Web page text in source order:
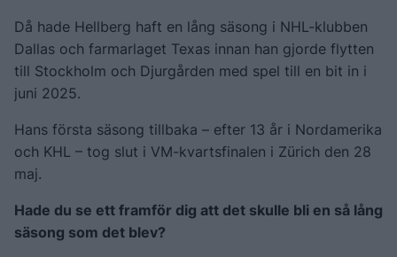
Då hade Hellberg haft en lång säsong i NHL-klubben
Dallas och farmarlaget Texas innan han gjorde flytten
till Stockholm och Djurgården med spel till en bit in i
juni 2025.
Hans första säsong tillbaka – efter 13 år i Nordamerika
och KHL – tog slut i VM-kvartsfinalen i Zürich den 28
maj.
Hade du se ett framför dig att det skulle bli en så lång
säsong som det blev?